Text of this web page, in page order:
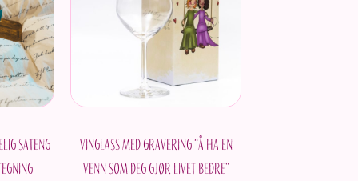
sateng
Vinglass med gravering “Å ha en
venn som deg gjør livet bedre”